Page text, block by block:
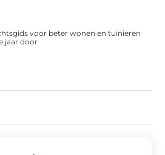
voor beter wonen en tuinieren
jaar door